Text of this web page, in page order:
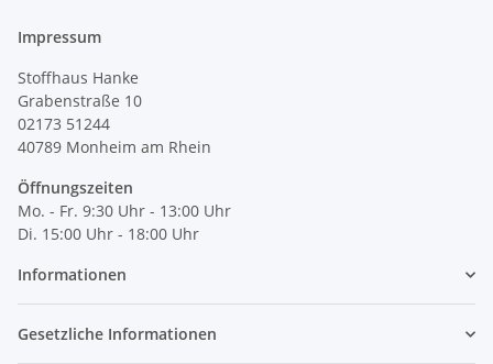
Impressum
Stoffhaus Hanke
Grabenstraße 10
02173 51244
40789 Monheim am Rhein
Öffnungszeiten
Mo. - Fr. 9:30 Uhr - 13:00 Uhr
Di. 15:00 Uhr - 18:00 Uhr
Informationen
Gesetzliche Informationen